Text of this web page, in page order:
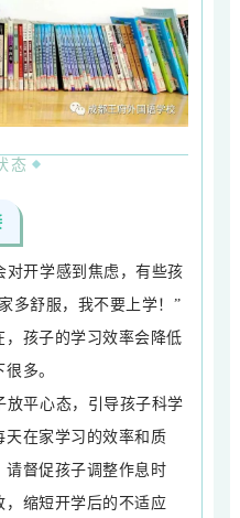
态
对开学感到焦虑，有些孩
多舒服，我不要上学！”
孩子的学习效率会降低
多。
放平心态，引导孩子科学
天在家学习的效率和质
请督促孩子调整作息时
，缩短开学后的不适应